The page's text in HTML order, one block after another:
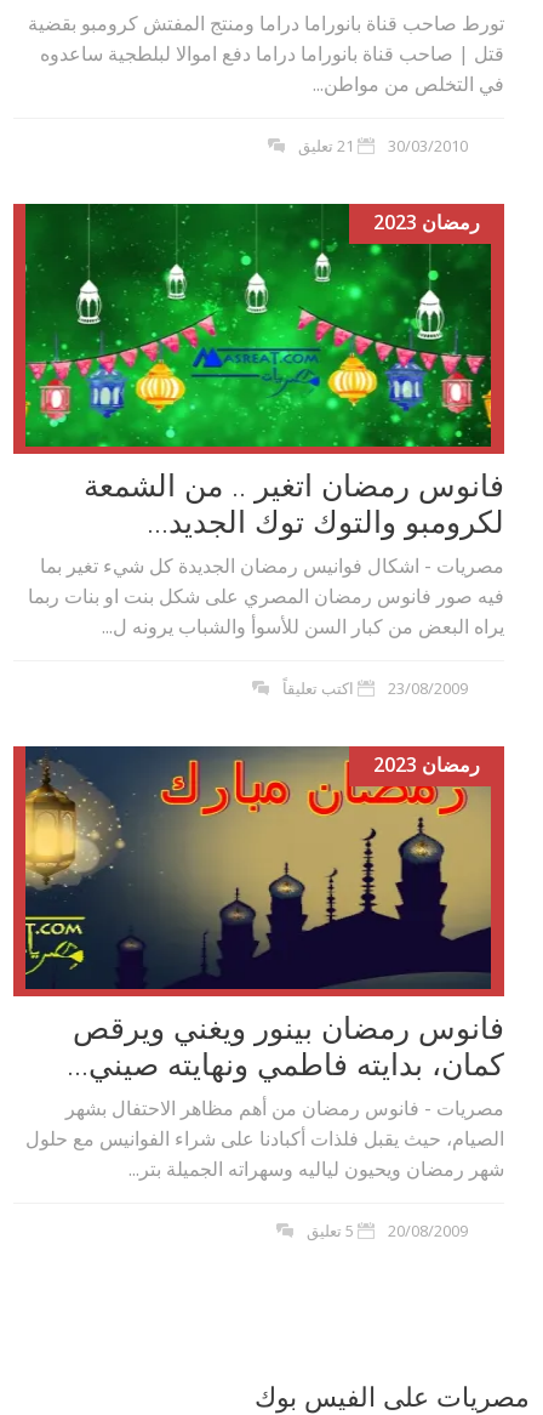
تورط صاحب قناة بانوراما دراما ومنتج المفتش كرومبو بقضية
قتل | صاحب قناة بانوراما دراما دفع اموالا لبلطجية ساعدوه
في التخلص من مواطن...
30/03/2010 21 تعليق
رمضان 2023
فانوس رمضان اتغير .. من الشمعة
لكرومبو والتوك توك الجديد...
مصريات - اشكال فوانيس رمضان الجديدة كل شيء تغير بما
فيه صور فانوس رمضان المصري على شكل بنت او بنات ربما
يراه البعض من كبار السن للأسوأ والشباب يرونه ل...
23/08/2009 اكتب تعليقاً
رمضان 2023
فانوس رمضان بينور ويغني ويرقص
كمان، بدايته‮ فاطمي ‬ونهايته‮ صيني‬...
مصريات - فانوس رمضان من أهم مظاهر الاحتفال بشهر
الصيام،‮ ‬حيث يقبل فلذات أكبادنا على شراء الفوانيس مع حلول
شهر رمضان ويحيون لياليه وسهراته الجميلة بتر...
20/08/2009 5 تعليق
مصريات على الفيس بوك